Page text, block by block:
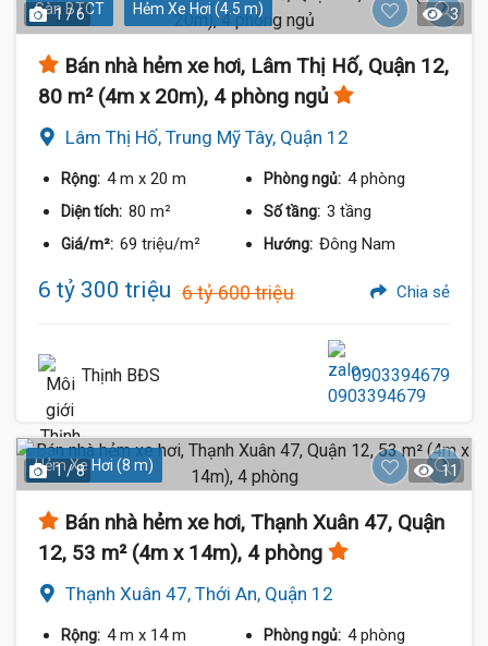
Sàn BTCT Hẻm Xe Hơi (4.5 m)
1 / 6 3
Bán nhà hẻm xe hơi, Lâm Thị Hố, Quận 12,
80 m² (4m x 20m), 4 phòng ngủ
Lâm Thị Hố, Trung Mỹ Tây, Quận 12
Rộng: 4 m x 20 m Phòng ngủ: 4 phòng
Diện tích: 80 m² Số tầng: 3 tầng
Giá/m²: 69 triệu/m² Hướng: Đông Nam
6 tỷ 300 triệu 6 tỷ 600 triệu Chia sẻ
Thịnh BĐS 0903394679
Hẻm Xe Hơi (8 m)
1 / 8 11
Bán nhà hẻm xe hơi, Thạnh Xuân 47, Quận
12, 53 m² (4m x 14m), 4 phòng
Thạnh Xuân 47, Thới An, Quận 12
Rộng: 4 m x 14 m Phòng ngủ: 4 phòng